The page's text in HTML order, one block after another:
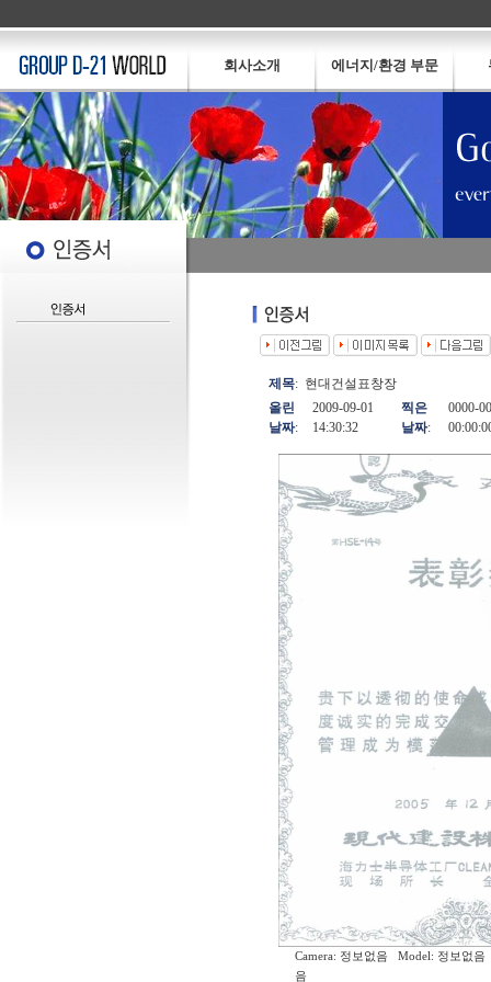
회사소개 에너지/환경 부문
제목: 현대건설표창장
올린
날짜:
2009-09-01
14:30:32
찍은
날짜:
0000-
Camera: 정보없음 Model: 정보없
음